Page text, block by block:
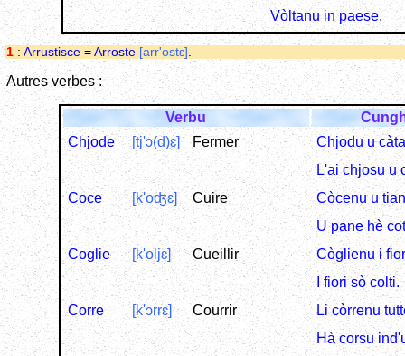
Vòltanu in paese.
1 : Arrustisce = Arroste [arr'ostɛ] .
Autres verbes :
Verbu
Chjode
[tj'ɔ(d)ɛ] Fermer
Chjodu u
L'ai chjosu u
Coce
[k'oʤɛ] Cuire
Còcenu u
U pane hè
Coglie
[k'oljɛ] Cueillir
Còglienu i
I fiori sò colti.
Corre
[k'ɔrrɛ] Courrir
Li còrrenu
Hà corsu